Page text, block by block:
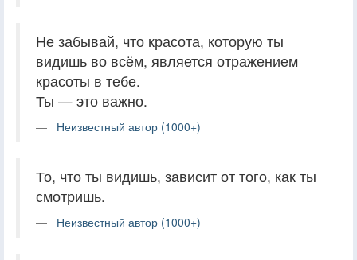
Не забывай, что красота, которую ты
видишь во всём, является отражением
красоты в тебе.
Ты — это важно.
Неизвестный автор (1000+)
То, что ты видишь, зависит от того, как ты
смотришь.
Неизвестный автор (1000+)